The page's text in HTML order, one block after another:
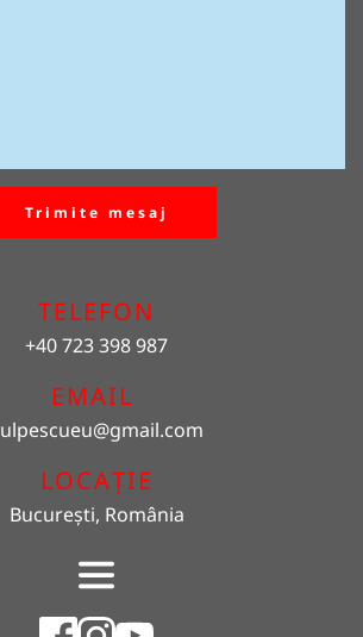
Trimite mesaj
TELEFON
+40 723 398 987
EMAIL
@gmail.com
LOCAȚIE
București, România